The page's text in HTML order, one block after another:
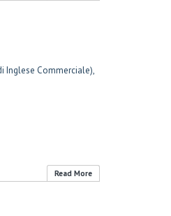
Inglese Commerciale),
Read More